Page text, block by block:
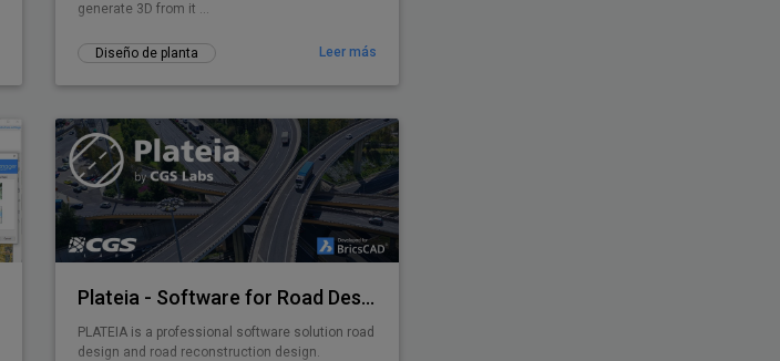
generate 3D from it ...
Diseño de planta Leer más
Plateia - Software for Road Design
PLATEIA is a professional software solution road
design and road reconstruction design.